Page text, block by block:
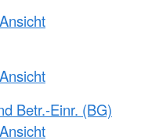
Betr.-Einr. (BG)